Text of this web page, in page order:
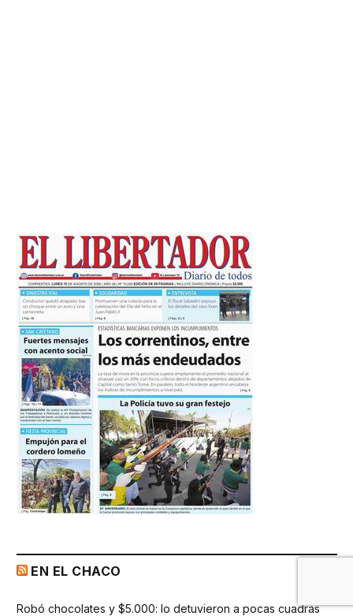
EN EL CHACO
Robó chocolates y $5.000: lo detuvieron a pocas cuadras